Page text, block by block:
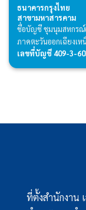
ธนาคารกรุงไทย
สาขามหาสารคาม
ชื่อบัญชี ชุมนุมสหกรณ์
ภาคตะวันออกเฉียงเห
เลขที่บัญชี 409-3-
ที่ตั้งสำนักงาน